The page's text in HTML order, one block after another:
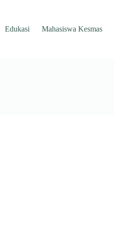
Edukasi Mahasiswa Kesmas